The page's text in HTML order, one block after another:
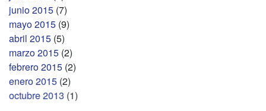
junio 2015 (7)
mayo 2015 (9)
abril 2015 (5)
marzo 2015 (2)
febrero 2015 (2)
enero 2015 (2)
octubre 2013 (1)